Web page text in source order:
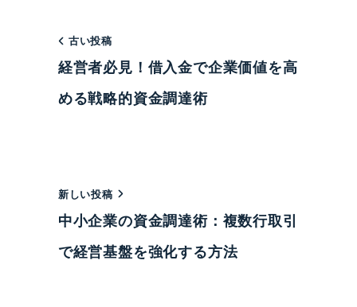
古い投稿
経営者必見！借入金で企業価値を高
める戦略的資金調達術
新しい投稿
中小企業の資金調達術：複数行取引
で経営基盤を強化する方法